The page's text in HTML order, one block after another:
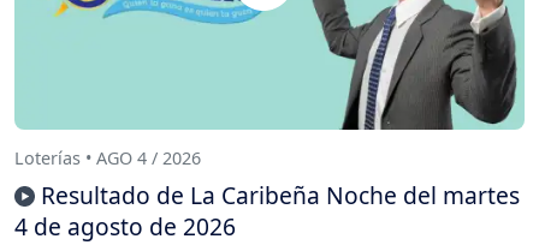
Loterías • AGO 4 / 2026
Resultado de La Caribeña Noche del martes
4 de agosto de 2026